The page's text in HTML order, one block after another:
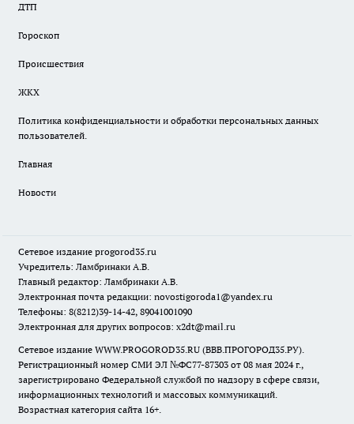
ДТП
Гороскоп
Происшествия
ЖКХ
Политика конфиденциальности и обработки персональных данных
пользователей.
Главная
Новости
Сетевое издание progorod35.ru
Учредитель: Ламбринаки А.В.
Главный редактор: Ламбринаки А.В.
Электронная почта редакции: novostigoroda1@yandex.ru
Телефоны: 8(8212)39-14-42, 89041001090
Электронная для других вопросов: x2dt@mail.ru
Сетевое издание WWW.PROGOROD35.RU (ВВВ.ПРОГОРОД35.РУ).
Регистрационный номер СМИ ЭЛ №ФС77-87303 от 08 мая 2024 г.,
зарегистрировано Федеральной службой по надзору в сфере связи,
информационных технологий и массовых коммуникаций.
Возрастная категория сайта 16+.